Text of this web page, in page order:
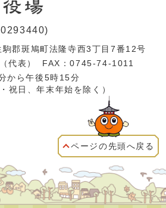
駒郡斑鳩町法隆寺西3丁目7番12号
（代表）
FAX：0745-74-1011
から午後5時15分
祝日、年末年始を除く）
ページの先頭へ戻る